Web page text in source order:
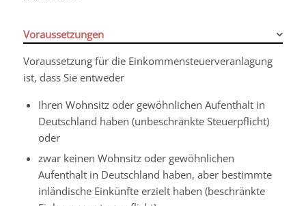
Voraussetzungen
Voraussetzung für die Einkommensteuerveranlagung
ist, dass Sie entweder
Ihren Wohnsitz oder gewöhnlichen Aufenthalt in
Deutschland haben (unbeschränkte Steuerpflicht)
oder
zwar keinen Wohnsitz oder gewöhnlichen
Aufenthalt in Deutschland haben, aber bestimmte
inländische Einkünfte erzielt haben (beschränkte